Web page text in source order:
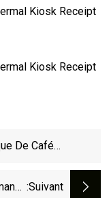
De Café
Pouces Pour
:suivant